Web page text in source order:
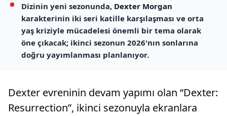
Dizinin yeni sezonunda, Dexter Morgan
karakterinin iki seri katille karşılaşması ve orta
yaş kriziyle mücadelesi önemli bir tema olarak
öne çıkacak; ikinci sezonun 2026'nın sonlarına
doğru yayımlanması planlanıyor.
Dexter evreninin devam yapımı olan “Dexter:
Resurrection”, ikinci sezonuyla ekranlara